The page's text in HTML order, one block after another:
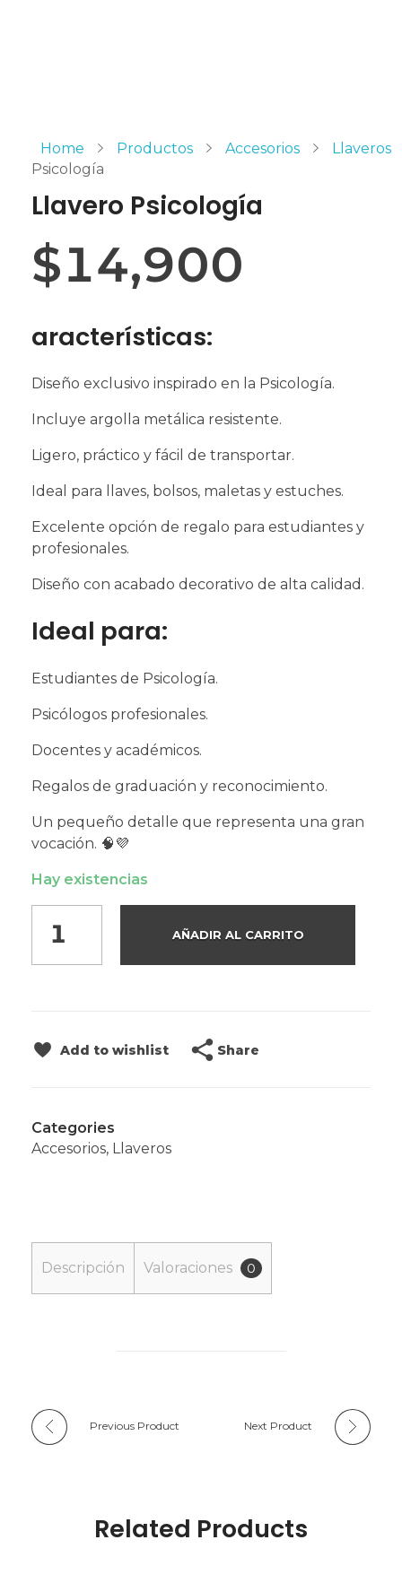
Home Productos Accesorios
Llaveros
Psicología
Llavero Psicología
$14,900
aracterísticas:
Diseño exclusivo inspirado en la Psicología.
Incluye argolla metálica resistente.
Ligero, práctico y fácil de transportar.
Ideal para llaves, bolsos, maletas y estuches.
Excelente opción de regalo para estudiantes y
profesionales.
Diseño con acabado decorativo de alta calidad.
Ideal para:
Estudiantes de Psicología.
Psicólogos profesionales.
Docentes y académicos.
Regalos de graduación y reconocimiento.
Un pequeño detalle que representa una gran
vocación. 🧠💜
Hay existencias
AÑADIR AL CARRITO
Add to wishlist Share
Categories
Accesorios, Llaveros
Descripción Valoraciones 0
Previous Product Next Product
Related Products